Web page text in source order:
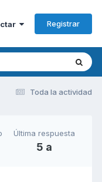
Registrar
Toda la actividad
Última respuesta
5 a